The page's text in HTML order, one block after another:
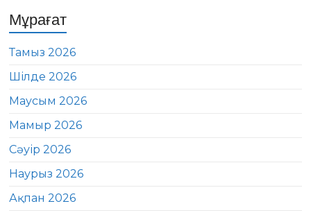
Мұрағат
Тамыз 2026
Шілде 2026
Маусым 2026
Мамыр 2026
Сәуір 2026
Наурыз 2026
Ақпан 2026